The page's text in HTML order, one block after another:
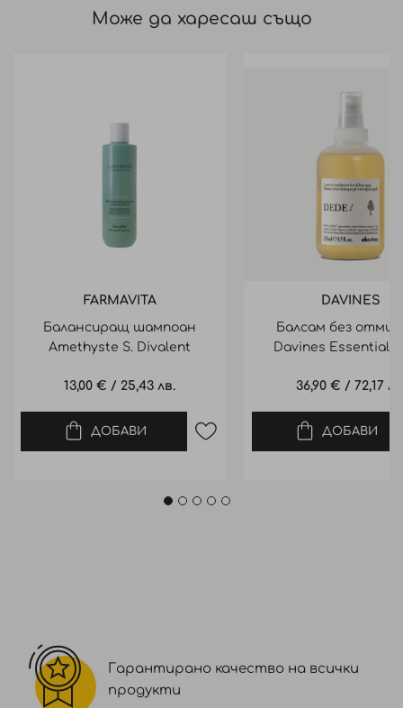
Може да харесаш също
FARMAVITA
Балансиращ шампоан
Amethyste S. Divalent
13,00 € / 25,43 лв.
ДОБАВИ
DAVINES
Балсам без
Davines Essential
36,90 € / 72,17
ДОБАВИ
Гарантирано качество на всички
продукти